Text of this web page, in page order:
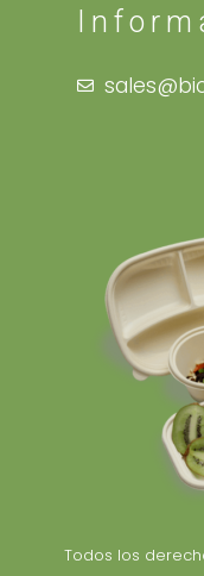
Todos los